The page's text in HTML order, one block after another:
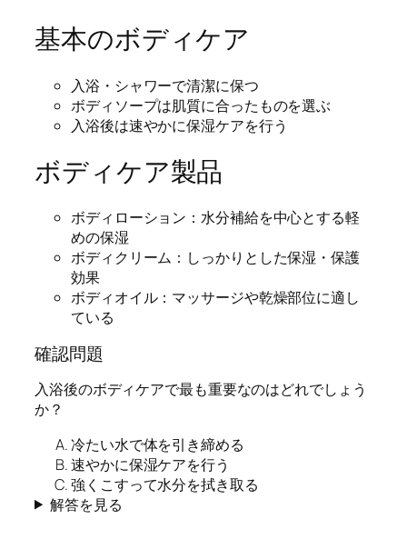
基本のボディケア
入浴・シャワーで清潔に保つ
ボディソープは肌質に合ったものを選ぶ
入浴後は速やかに保湿ケアを行う
ボディケア製品
ボディローション：水分補給を中心とする軽
めの保湿
ボディクリーム：しっかりとした保湿・保護
効果
ボディオイル：マッサージや乾燥部位に適し
ている
確認問題
入浴後のボディケアで最も重要なのはどれでしょう
か？
冷たい水で体を引き締める
速やかに保湿ケアを行う
強くこすって水分を拭き取る
解答を見る